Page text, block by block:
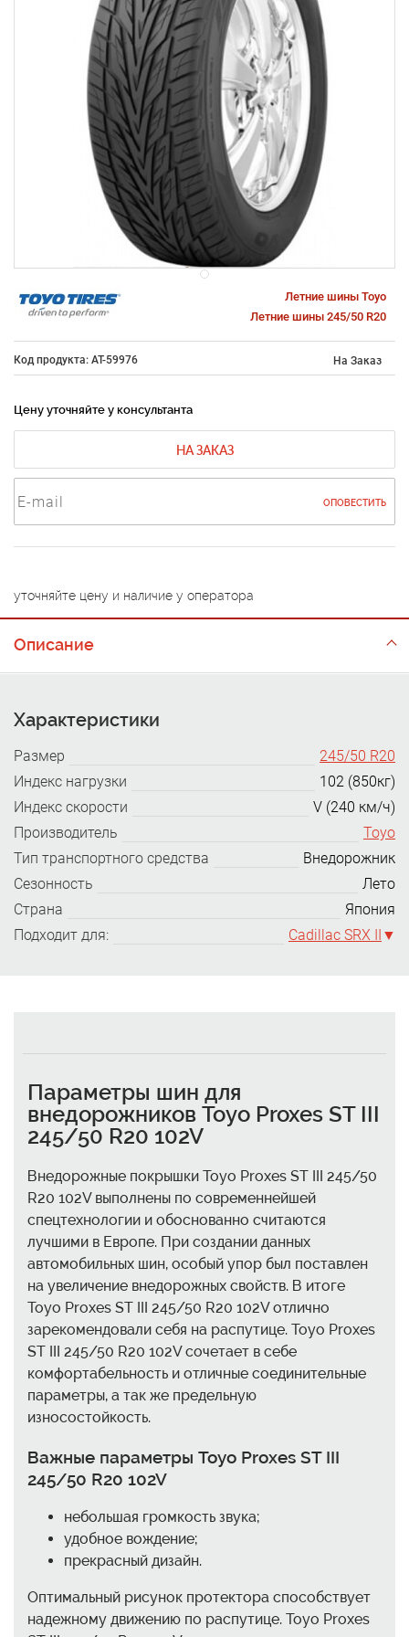
Летние шины Toyo
Летние шины 245/50 R20
Код продукта: AT-59976 На Заказ
Цену уточняйте у консультанта
НА ЗАКАЗ
ОПОВЕСТИТЬ
уточняйте цену и наличие у оператора
Описание
Характеристики
Размер
245/50 R20
Индекс нагрузки
102 (850кг)
Индекс скорости
V (240 км/ч)
Производитель
Toyo
Тип транспортного средства
Внедорожник
Сезонность
Лето
Страна
Япония
Подходит для:
Cadillac SRX II
Параметры шин для
внедорожников Toyo Proxes ST III
245/50 R20 102V
Внедорожные покрышки Toyo Proxes ST III 245/50
R20 102V выполнены по современнейшей
спецтехнологии и обоснованно считаются
лучшими в Европе. При создании данных
автомобильных шин, особый упор был поставлен
на увеличение внедорожных свойств. В итоге
Toyo Proxes ST III 245/50 R20 102V отлично
зарекомендовали себя на распутице. Toyo Proxes
ST III 245/50 R20 102V сочетает в себе
комфортабельность и отличные соединительные
параметры, а так же предельную
износостойкость.
Важные параметры Toyo Proxes ST III
245/50 R20 102V
небольшая громкость звука;
удобное вождение;
прекрасный дизайн.
Оптимальный рисунок протектора способствует
надежному движению по распутице. Toyo Proxes